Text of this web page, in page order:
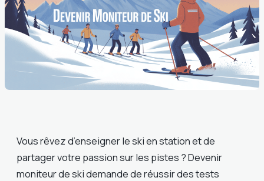
Vous rêvez d’enseigner le ski en station et de
partager votre passion sur les pistes ? Devenir
moniteur de ski demande de réussir des tests